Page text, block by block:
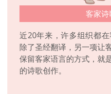
客家
近20年来，许多组织都在
除了圣经翻译，另一项让
保留客家语言的方式，就
的诗歌创作。